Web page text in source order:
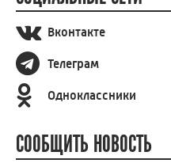
Вконтакте
Телеграм
Одноклассники
СООБЩИТЬ НОВОСТЬ